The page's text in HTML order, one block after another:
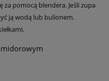
za pomocą blendera. Jeśli zupa
ją wodą lub bulionem.